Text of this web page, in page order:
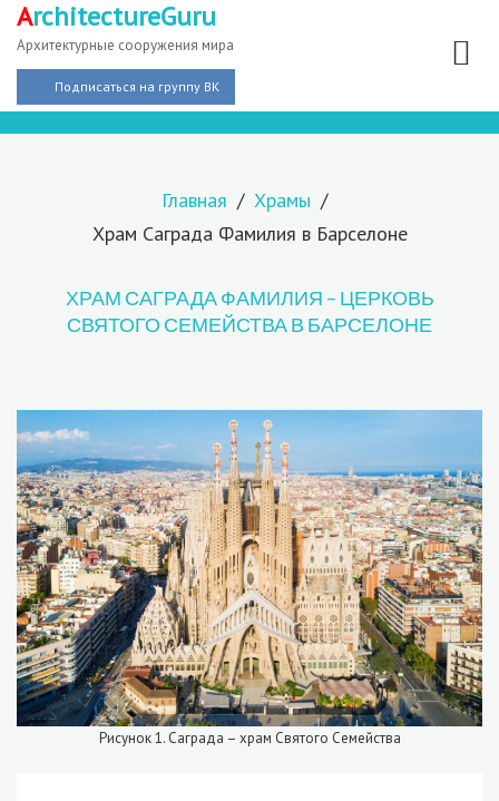
ArchitectureGuru
Архитектурные сооружения мира
Подписаться на группу ВК
Главная
Храмы
Храм Саграда Фамилия в Барселоне
ХРАМ САГРАДА ФАМИЛИЯ – ЦЕРКОВЬ
СВЯТОГО СЕМЕЙСТВА В БАРСЕЛОНЕ
Рисунок 1. Саграда – храм Святого Семейства